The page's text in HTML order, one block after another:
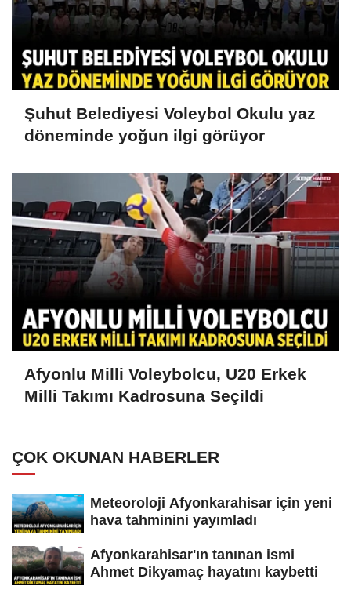
Şuhut Belediyesi Voleybol Okulu yaz
döneminde yoğun ilgi görüyor
Afyonlu Milli Voleybolcu, U20 Erkek
Milli Takımı Kadrosuna Seçildi
ÇOK OKUNAN HABERLER
Meteoroloji Afyonkarahisar için yeni
hava tahminini yayımladı
Afyonkarahisar'ın tanınan ismi
Ahmet Dikyamaç hayatını kaybetti